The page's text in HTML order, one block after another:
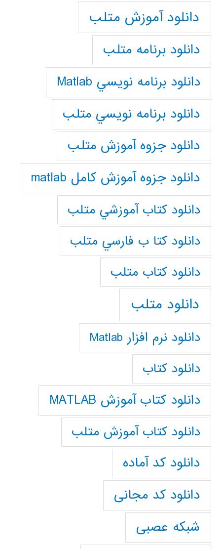
دانلود آموزش متلب
دانلود برنامه متلب
دانلود برنامه نويسي Matlab
دانلود برنامه نويسي متلب
دانلود جزوه آموزش متلب
دانلود جزوه آموزش کامل matlab
دانلود كتاب آموزشي متلب
دانلود كتا ب فارسي متلب
دانلود كتاب متلب
دانلود متلب
دانلود نرم افزار Matlab
دانلود کتاب
دانلود کتاب آموزش MATLAB
دانلود کتاب آموزش متلب
دانلود کد آماده
دانلود کد مجانی
شبکه عصبی